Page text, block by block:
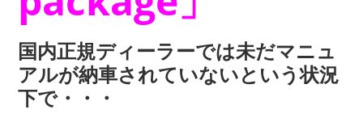
国内正規ディーラーでは未だマニュ
アルが納車されていないという状況
下で・・・